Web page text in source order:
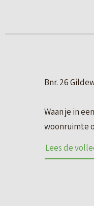
Bnr. 26
Waan je in
woonruimte
Lees de